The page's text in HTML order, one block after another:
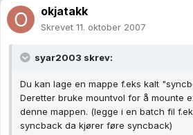
okjatakk
Skrevet 11. oktober 2007
syar2003 skrev:
Du kan lage en mappe f.eks kalt
Deretter bruke mountvol for å mounte
denne mappen. (legge i en batch fil
syncback da kjører føre syncback)